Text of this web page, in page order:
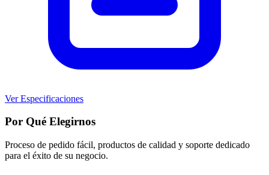
Ver Especificaciones
Por Qué Elegirnos
Proceso de pedido fácil, productos de calidad y soporte dedicado
para el éxito de su negocio.